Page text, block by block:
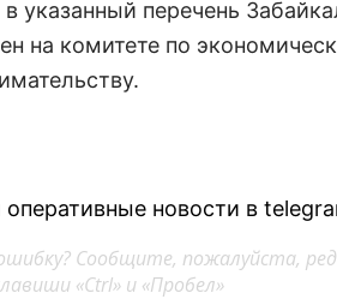
указанный перечень
на комитете по
новости в
Сообщите, пожалуйста,
«Ctrl» и «Пробел»